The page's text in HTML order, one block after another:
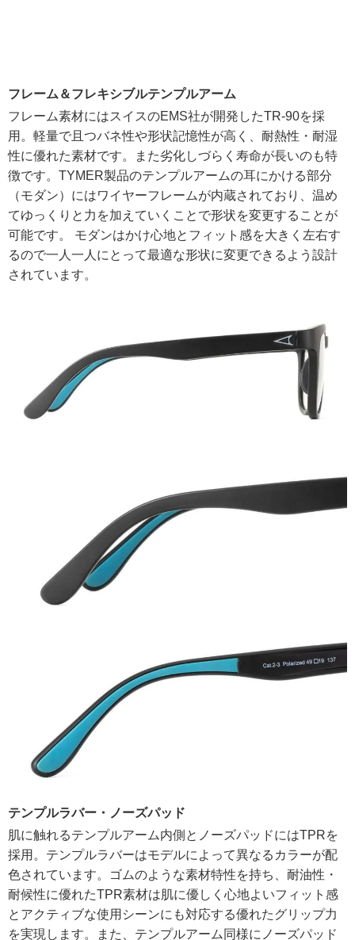
フレーム＆フレキシブルテンプルアーム
フレーム素材にはスイスのEMS社が開発したTR-90を採
用。軽量で且つバネ性や形状記憶性が高く、耐熱性・耐湿
性に優れた素材です。また劣化しづらく寿命が長いのも特
徴です。TYMER製品のテンプルアームの耳にかける部分
（モダン）にはワイヤーフレームが内蔵されており、温め
てゆっくりと力を加えていくことで形状を変更することが
可能です。 モダンはかけ心地とフィット感を大きく左右す
るので一人一人にとって最適な形状に変更できるよう設計
されています。
テンプルラバー・ノーズパッド
肌に触れるテンプルアーム内側とノーズパッドにはTPRを
採用。テンプルラバーはモデルによって異なるカラーが配
色されています。ゴムのような素材特性を持ち、耐油性・
耐候性に優れたTPR素材は肌に優しく心地よいフィット感
とアクティブな使用シーンにも対応する優れたグリップ力
を実現します。また、テンプルアーム同様にノーズパッド